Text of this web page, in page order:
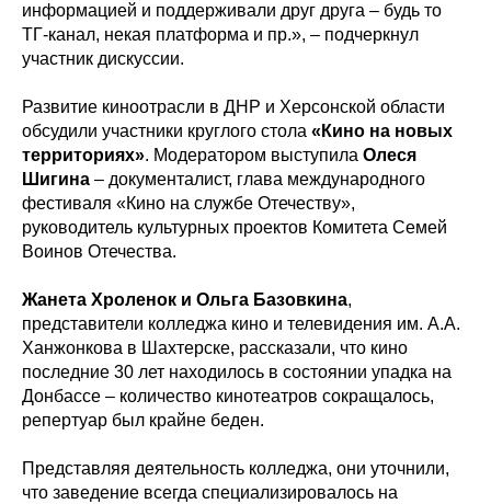
информацией и поддерживали друг друга – будь то
ТГ-канал, некая платформа и пр.», – подчеркнул
участник дискуссии.
Развитие киноотрасли в ДНР и Херсонской области
обсудили участники круглого стола «Кино на новых
территориях». Модератором выступила Олеся
Шигина – документалист, глава международного
фестиваля «Кино на службе Отечеству»,
руководитель культурных проектов Комитета Семей
Воинов Отечества.
Жанета Хроленок и Ольга Базовкина,
представители колледжа кино и телевидения им. А.А.
Ханжонкова в Шахтерске, рассказали, что кино
последние 30 лет находилось в состоянии упадка на
Донбассе – количество кинотеатров сокращалось,
репертуар был крайне беден.
Представляя деятельность колледжа, они уточнили,
что заведение всегда специализировалось на